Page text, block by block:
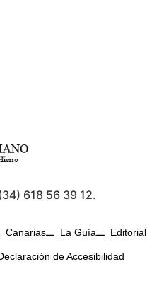
618 56 39 12.
Canarias La Guía Editorial
de Accesibilidad